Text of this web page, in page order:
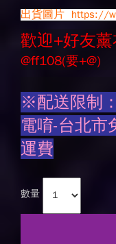
出貨圖片 https://
歡迎+好友
@ff108(要+@)
※配送限制
電唷-台北市
運費
數量